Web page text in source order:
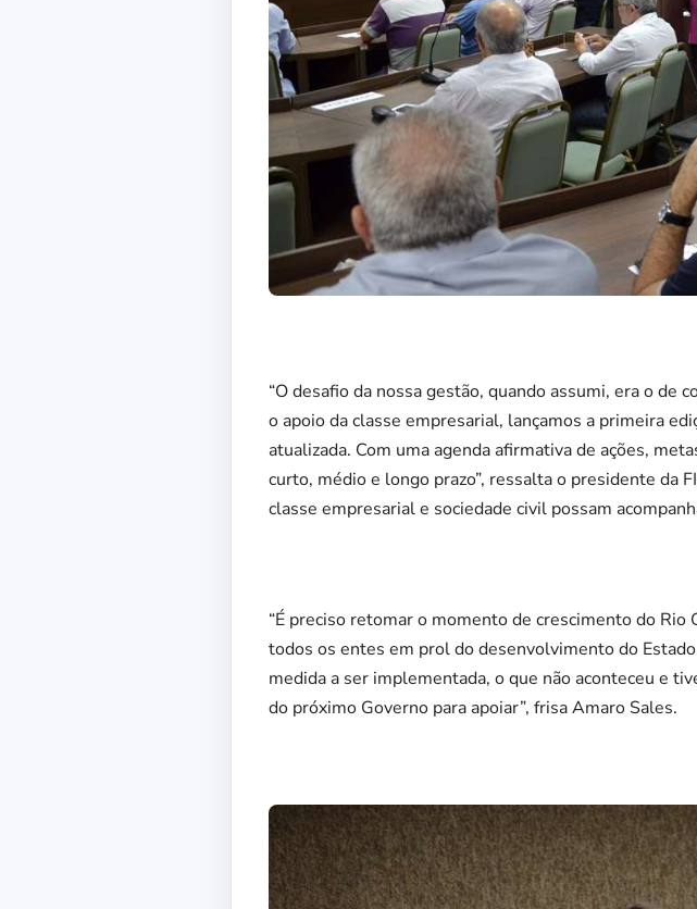
“O desafio da nossa gestão, quando assumi, era o
o apoio da classe empresarial, lançamos a primeira
atualizada. Com uma agenda afirmativa de ações,
curto, médio e longo prazo”, ressalta o presidente da
classe empresarial e sociedade civil possam
“É preciso retomar o momento de crescimento do
todos os entes em prol do desenvolvimento do
medida a ser implementada, o que não aconteceu e
do próximo Governo para apoiar”, frisa Amaro Sales.